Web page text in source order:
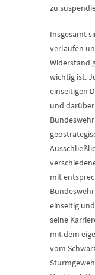
zu
Insgesamt
verlaufen
Widerstand
wichtig ist.
einseitigen
und
mit
einseitig
seine
mit dem
vom